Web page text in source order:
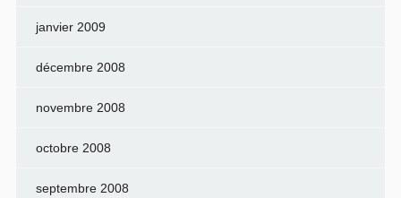
janvier 2009
décembre 2008
novembre 2008
octobre 2008
septembre 2008